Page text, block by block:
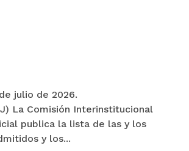
julio de 2026.
La Comisión Interinstitucional
publica la lista de las y los
y los...